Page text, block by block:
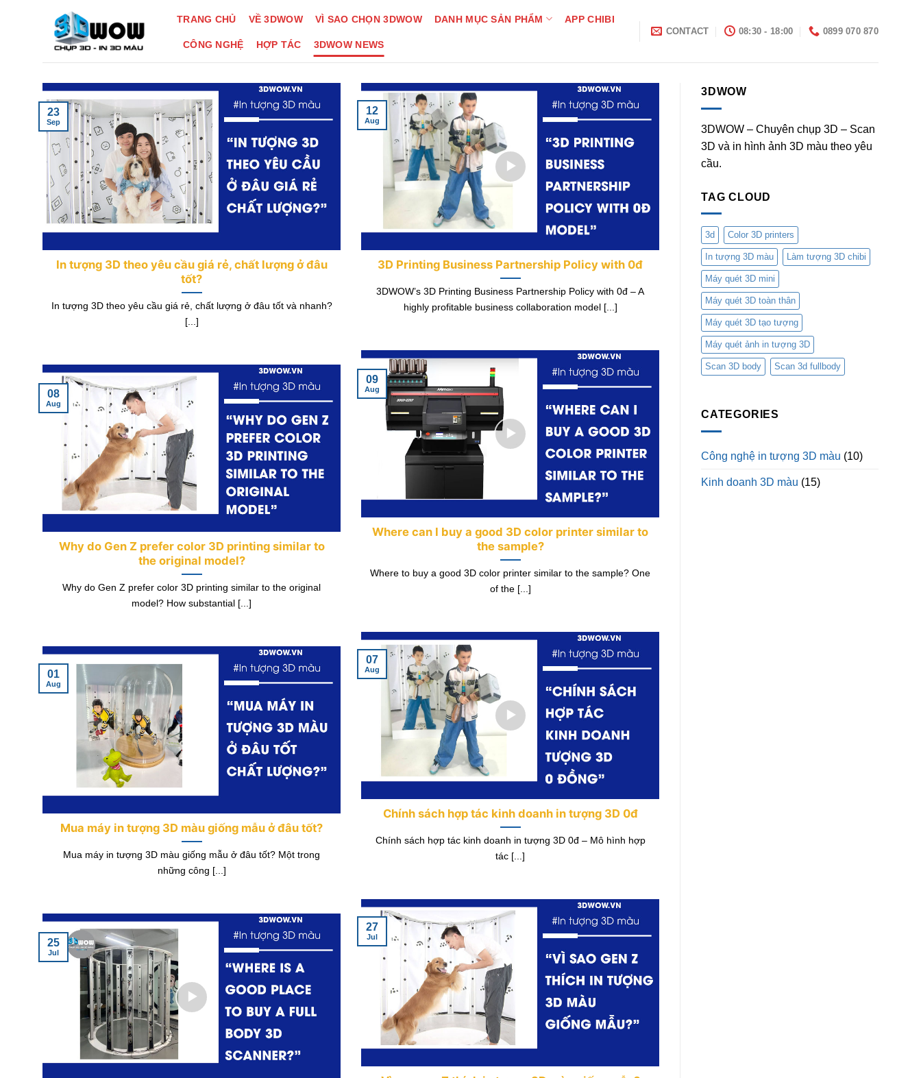
TRANG CHỦ VỀ 3DWOW VÌ SAO CHỌN 3DWOW DANH MỤC SẢN PHẨM APP CHIBI
CÔNG NGHỆ HỢP TÁC 3DWOW NEWS
CONTACT 08:30 - 18:00 0899 070 870
In tượng 3D theo yêu cầu giá rẻ, chất lượng ở đâu
tốt?
In tượng 3D theo yêu cầu giá rẻ, chất lượng ở đâu tốt và nhanh?
[...]
23
Sep
3D Printing Business Partnership Policy with 0đ
3DWOW’s 3D Printing Business Partnership Policy with 0đ – A
highly profitable business collaboration model [...]
12
Aug
Where can I buy a good 3D color printer similar to
the sample?
Where to buy a good 3D color printer similar to the sample? One
of the [...]
09
Aug
Why do Gen Z prefer color 3D printing similar to
the original model?
Why do Gen Z prefer color 3D printing similar to the original
model? How substantial [...]
08
Aug
Chính sách hợp tác kinh doanh in tượng 3D 0đ
Chính sách hợp tác kinh doanh in tượng 3D 0đ – Mô hình hợp
tác [...]
07
Aug
Mua máy in tượng 3D màu giống mẫu ở đâu tốt?
Mua máy in tượng 3D màu giống mẫu ở đâu tốt? Một trong
những công [...]
01
Aug
27
Jul
25
Jul
3DWOW
3DWOW – Chuyên chụp 3D – Scan
3D và in hình ảnh 3D màu theo yêu
cầu.
TAG CLOUD
3d Color 3D printers
In tượng 3D màu Làm tượng 3D chibi
Máy quét 3D mini
Máy quét 3D toàn thân
Máy quét 3D tạo tượng
Máy quét ảnh in tượng 3D
Scan 3D body Scan 3d fullbody
CATEGORIES
Công nghệ in tượng 3D màu (10)
Kinh doanh 3D màu (15)